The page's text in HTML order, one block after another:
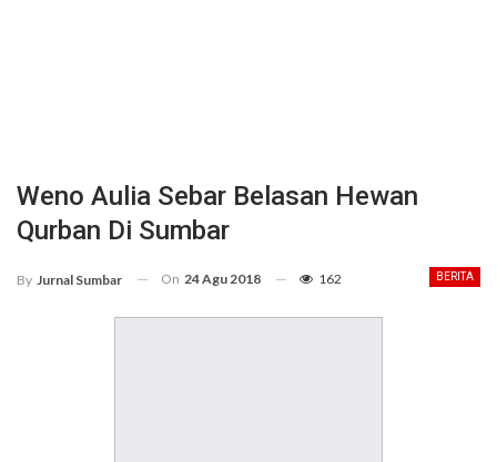
Weno Aulia Sebar Belasan Hewan
Qurban Di Sumbar
BERITA
By Jurnal Sumbar On 24 Agu 2018 162